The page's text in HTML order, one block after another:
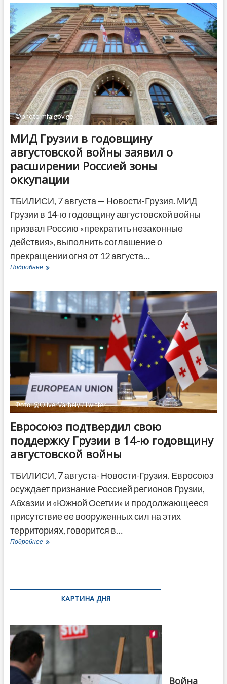
про
уроки
августовской
войны
и
выразил
твердую
поддержку
Грузии
©photo mfa.gov.ge
МИД Грузии в годовщину
августовской войны заявил о
расширении Россией зоны
оккупации
ТБИЛИСИ, 7 августа — Новости-Грузия. МИД
Грузии в 14-ю годовщину августовской войны
призвал Россию «прекратить незаконные
действия», выполнить соглашение о
прекращении огня от 12 августа…
ПодробнееМИД
годовщину
августовской
войны
расширении
оккупации
Фото: @OliverVarhelyi/Twitter
Евросоюз подтвердил свою
поддержку Грузии в 14-ю годовщину
августовской войны
ТБИЛИСИ, 7 августа- Новости-Грузия. Евросоюз
осуждает признание Россией регионов Грузии,
Абхазии и «Южной Осетии» и продолжающееся
присутствие ее вооруженных сил на этих
территориях, говорится в…
ПодробнееЕвросоюз
войны
КАРТИНА ДНЯ
Война